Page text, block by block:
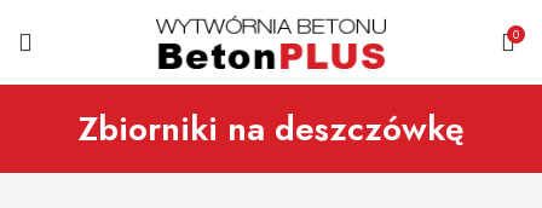
0
Zbiorniki na deszczówkę